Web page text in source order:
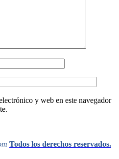
y web en este navegador
Todos los derechos reservados.